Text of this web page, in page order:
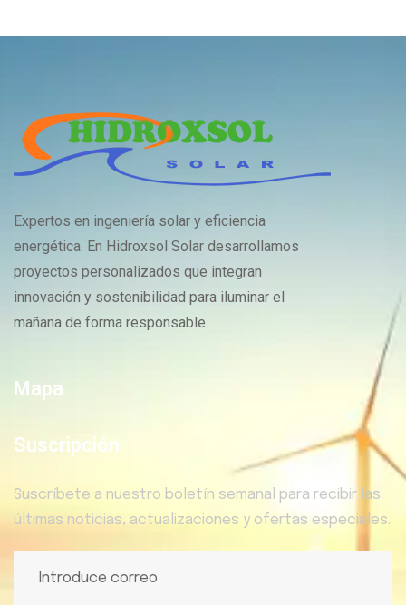
Expertos en ingeniería solar y eficiencia
energética. En Hidroxsol Solar desarrollamos
proyectos personalizados que integran
innovación y sostenibilidad para iluminar el
mañana de forma responsable.
Mapa
Suscripción
Suscríbete a nuestro boletín semanal para recibir las
últimas noticias, actualizaciones y ofertas especiales.